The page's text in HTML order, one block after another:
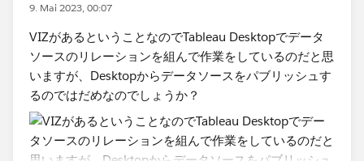
9. Mai 2023, 00:07
VIZがあるということなのでTableau Desktopでデータ
ソースのリレーションを組んで作業をしているのだと思
いますが、Desktopからデータソースをパブリッシュす
るのではだめなのでしょうか？